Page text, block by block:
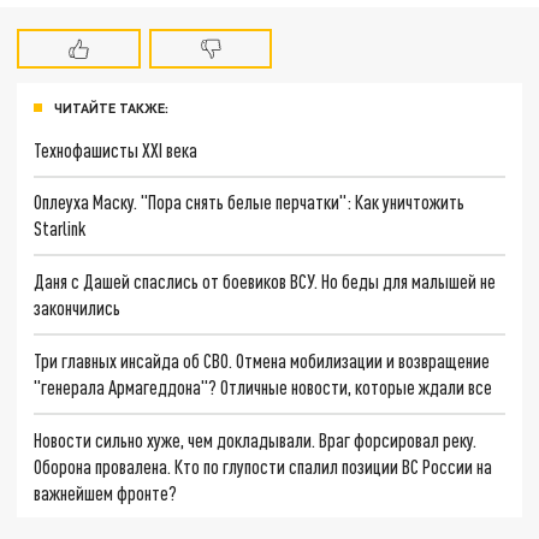
ЧИТАЙТЕ ТАКЖЕ:
Технофашисты XXI века
Оплеуха Маску. "Пора снять белые перчатки": Как уничтожить
Starlink
Даня с Дашей спаслись от боевиков ВСУ. Но беды для малышей не
закончились
Три главных инсайда об СВО. Отмена мобилизации и возвращение
"генерала Армагеддона"? Отличные новости, которые ждали все
Новости сильно хуже, чем докладывали. Враг форсировал реку.
Оборона провалена. Кто по глупости спалил позиции ВС России на
важнейшем фронте?